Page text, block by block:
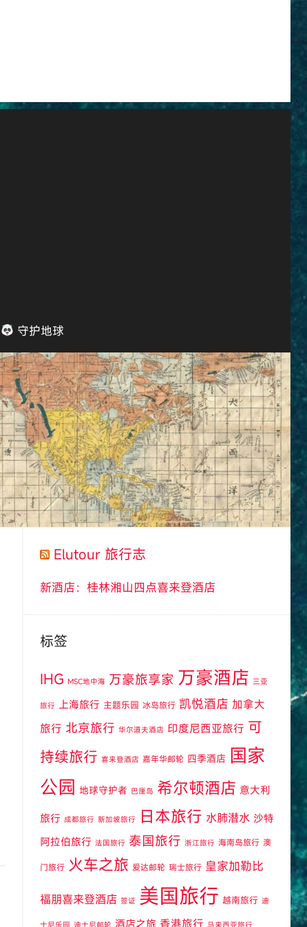
守护地球
Elutour 旅行志
新酒店：桂林湘山四点喜来登酒店
标签
IHG MSC地中海 万豪旅享家 万豪酒店 三亚
旅行 上海旅行 主题乐园 冰岛旅行 凯悦酒店 加拿大
旅行 北京旅行 华尔道夫酒店 印度尼西亚旅行 可
持续旅行 喜来登酒店 嘉年华邮轮 四季酒店 国家
公园 地球守护者 巴厘岛 希尔顿酒店 意大利
旅行 成都旅行 新加坡旅行 日本旅行 水肺潜水 沙特
阿拉伯旅行 法国旅行 泰国旅行 浙江旅行 海南岛旅行 澳
门旅行 火车之旅 爱达邮轮 瑞士旅行 皇家加勒比
福朋喜来登酒店 签证 美国旅行 越南旅行 迪
士尼乐园 迪士尼邮轮 酒店之旅 香港旅行 马来西亚旅行